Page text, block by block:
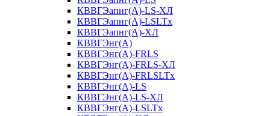
КВВГЭапнг(А)-LS-ХЛ
КВВГЭапнг(А)-LSLTx
КВВГЭапнг(А)-ХЛ
КВВГЭнг(А)
КВВГЭнг(А)-FRLS
КВВГЭнг(А)-FRLS-ХЛ
КВВГЭнг(А)-FRLSLTx
КВВГЭнг(А)-LS
КВВГЭнг(А)-LS-ХЛ
КВВГЭнг(А)-LSLTx